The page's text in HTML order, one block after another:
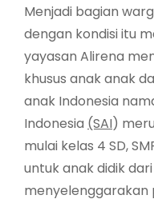
Menjadi bagian
dengan kondisi itu
yayasan Alirena
khusus anak anak
anak Indonesia
Indonesia (SAI)
mulai kelas 4 SD,
untuk anak didik
menyelenggarakan